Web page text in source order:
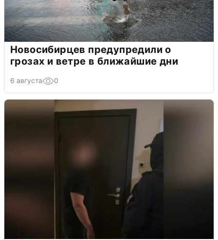
Новосибирцев предупредили о
грозах и ветре в ближайшие дни
6 августа 0